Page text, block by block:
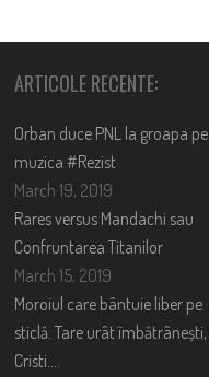
ARTICOLE RECENTE:
Orban duce PNL la groapa pe
muzica #Rezist
March 19, 2019
Rares versus Mandachi sau
Confruntarea Titanilor
March 15, 2019
Moroiul care bântuie liber pe
sticlă. Tare urât îmbătrânești,
Cristi….